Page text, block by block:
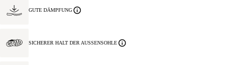
GUTE DÄMPFUNG
SICHERER HALT DER AUSSENSOHLE